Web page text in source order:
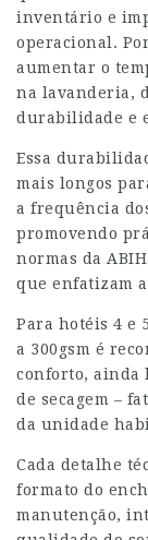
inventário e
operacional.
aumentar o
na lavanderia,
durabilidade e
Essa
mais longos
a frequência
promovendo
normas da
que enfatizam
Para hotéis 4 e
a 300gsm é
conforto, ainda
de secagem –
da unidade
Cada detalhe
formato do
manutenção,